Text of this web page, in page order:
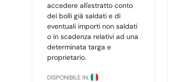
accedere all'estratto conto
dei bolli già saldati e di
eventuali importi non saldati
o in scadenza relativi ad una
determinata targa e
proprietario.
DISPONIBILE IN: